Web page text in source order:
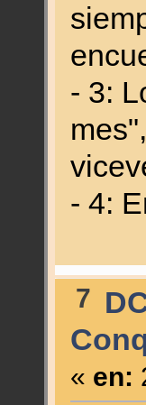
- 3:
- 4:
7
« en: